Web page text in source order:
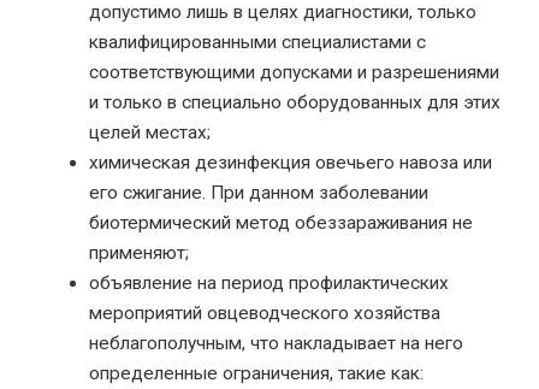
допустимо лишь в целях диагностики, только
квалифицированными специалистами с
соответствующими допусками и разрешениями
и только в специально оборудованных для этих
целей местах;
химическая дезинфекция овечьего навоза или
его сжигание. При данном заболевании
биотермический метод обеззараживания не
применяют;
объявление на период профилактических
мероприятий овцеводческого хозяйства
неблагополучным, что накладывает на него
определенные ограничения, такие как: